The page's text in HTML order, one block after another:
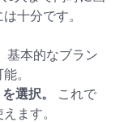
十分です。
基本的なブラン
。
選択。
これで
ます。